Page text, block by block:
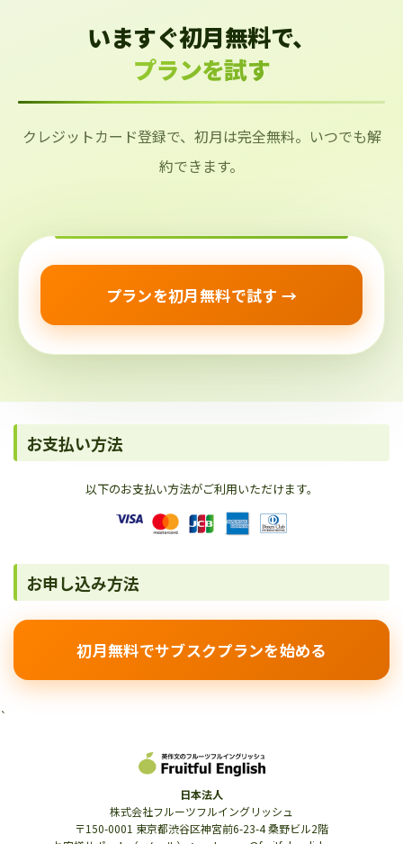
いますぐ初月無料で、
プランを試す
クレジットカード登録で、初月は完全無料。いつでも解
約できます。
プランを初月無料で試す →
お支払い方法
以下のお支払い方法がご利用いただけます。
お申し込み方法
初月無料でサブスクプランを始める
`
日本法人
株式会社フルーツフルイングリッシュ
〒150-0001 東京都渋谷区神宮前6-23-4 桑野ビル2階